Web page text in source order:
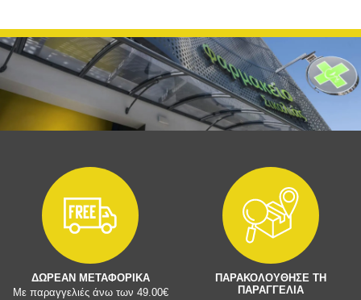
ΔΩΡΕΑΝ ΜΕΤΑΦΟΡΙΚΑ
Με παραγγελιές άνω των 49.00€
ΠΑΡΑΚΟΛΟΥΘΗΣΕ ΤΗ
ΠΑΡΑΓΓΕΛΙΑ